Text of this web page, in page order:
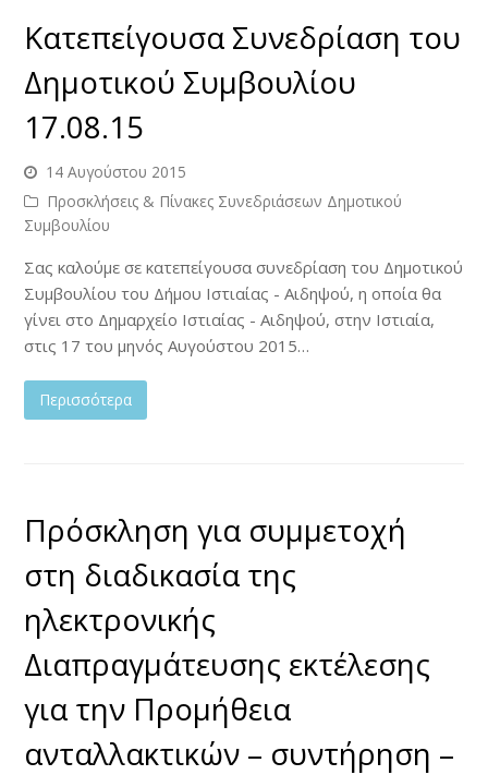
Κατεπείγουσα Συνεδρίαση του
Δημοτικού Συμβουλίου
17.08.15
14 Αυγούστου 2015
Προσκλήσεις & Πίνακες Συνεδριάσεων Δημοτικού
Συμβουλίου
Σας καλούμε σε κατεπείγουσα συνεδρίαση του Δημοτικού
Συμβουλίου του Δήμου Ιστιαίας - Αιδηψού, η οποία θα
γίνει στο Δημαρχείο Ιστιαίας - Αιδηψού, στην Ιστιαία,
στις 17 του μηνός Αυγούστου 2015…
Περισσότερα
Πρόσκληση για συμμετοχή
στη διαδικασία της
ηλεκτρονικής
Διαπραγμάτευσης εκτέλεσης
για την Προμήθεια
ανταλλακτικών – συντήρηση –